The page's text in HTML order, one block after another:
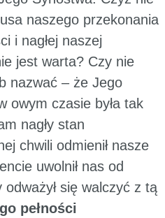
naszego przekonania
i nagłej naszej
jest warta? Czy nie
nazwać – że Jego
owym czasie była tak
nagły stan
chwili odmienił nasze
uwolnił nas od
się walczyć z tą
pełności